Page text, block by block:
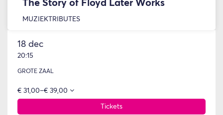
The Story of Floyd Later Works
MUZIEK TRIBUTES
18 dec
20:15
GROTE ZAAL
€ 31,00–€ 39,00
Tickets